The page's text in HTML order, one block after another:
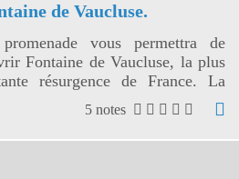
de Vaucluse.
vous permettra de
Fontaine de Vaucluse, la plus
résurgence de France. La
de Fontaine de Vaucluse
pied d'une falaise de 230 m de
5 notes